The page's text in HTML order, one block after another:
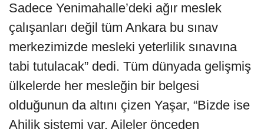
Sadece Yenimahalle’deki ağır meslek
çalışanları değil tüm Ankara bu sınav
merkezimizde mesleki yeterlilik sınavına
tabi tutulacak” dedi. Tüm dünyada gelişmiş
ülkelerde her mesleğin bir belgesi
olduğunun da altını çizen Yaşar, “Bizde ise
Ahilik sistemi var. Aileler önceden